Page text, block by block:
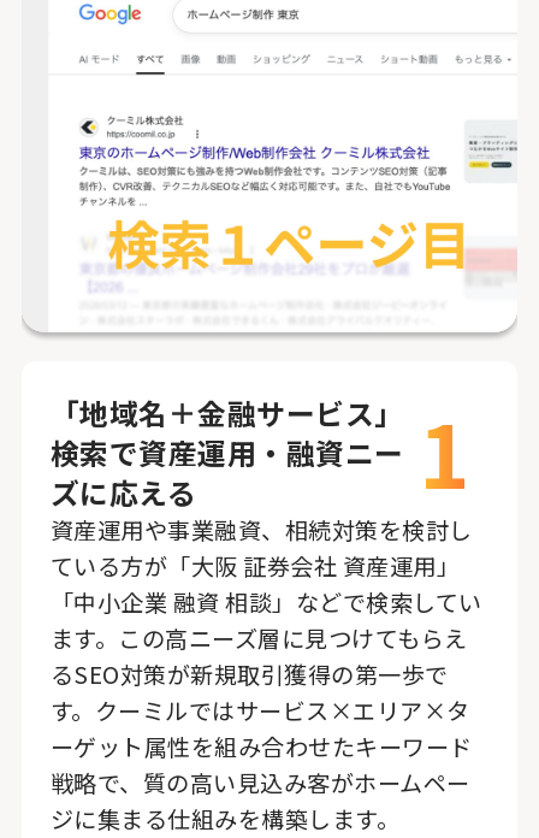
「地域名＋金融サービス」
検索で資産運用・融資ニー
ズに応える
1
資産運用や事業融資、相続対策を検討し
ている方が「大阪 証券会社 資産運用」
「中小企業 融資 相談」などで検索してい
ます。この高ニーズ層に見つけてもらえ
るSEO対策が新規取引獲得の第一歩で
す。クーミルではサービス×エリア×タ
ーゲット属性を組み合わせたキーワード
戦略で、質の高い見込み客がホームペー
ジに集まる仕組みを構築します。